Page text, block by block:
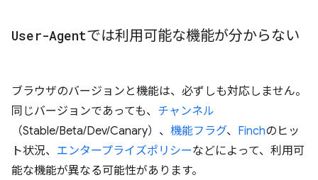
User-Agentでは利用可能な機能が分からない
ブラウザのバージョンと機能は、必ずしも対応しません。
同じバージョンであっても、 チャンネル
（Stable/Beta/Dev/Canary）、 機能フラグ、 Finchのヒッ
ト状況、 エンタープライズポリシーなどによって、利用可
能な機能が異なる可能性があります。